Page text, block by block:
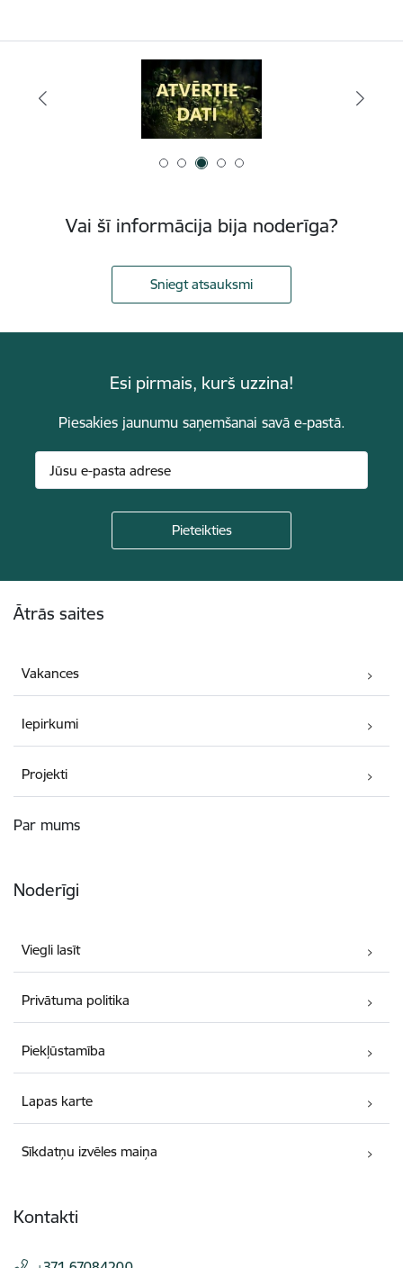
Vai šī informācija bija noderīga?
Sniegt atsauksmi
Esi pirmais, kurš uzzina!
Piesakies jaunumu saņemšanai savā e-pastā.
Ātrās saites
Vakances
Iepirkumi
Projekti
Par mums
Noderīgi
Viegli lasīt
Privātuma politika
Piekļūstamība
Lapas karte
Sīkdatņu izvēles maiņa
Kontakti